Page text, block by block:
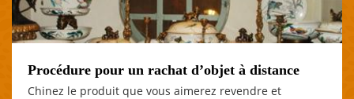
Procédure pour un rachat d’objet à distance
Chinez le produit que vous aimerez revendre et